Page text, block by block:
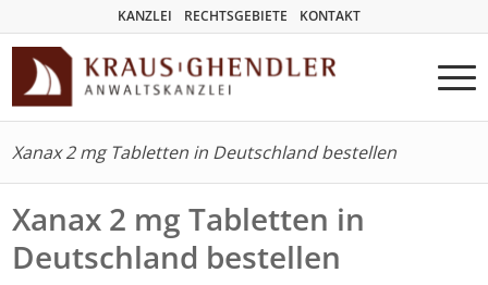
KANZLEI RECHTSGEBIETE KONTAKT
Xanax 2 mg Tabletten in Deutschland bestellen
Xanax 2 mg Tabletten in
Deutschland bestellen